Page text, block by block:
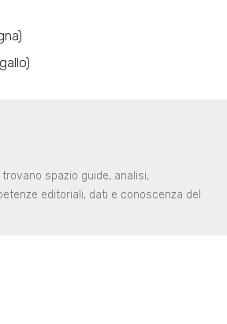
spazio guide, analisi,
editoriali, dati e conoscenza del